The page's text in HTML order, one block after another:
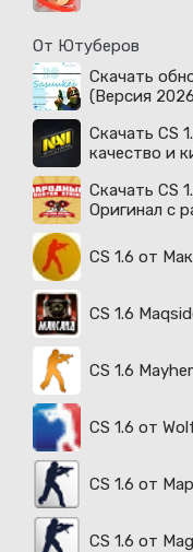
От Ютуберов
Скачать
(Версия
Скачать CS
качество и
Скачать CS
Оригинал с
CS 1.6 от
CS 1.6
CS 1.6
CS 1.6 от
CS 1.6 от
CS 1.6 от